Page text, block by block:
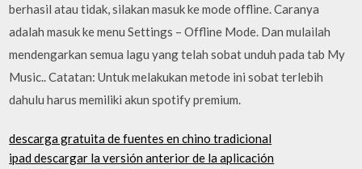
berhasil atau tidak, silakan masuk ke mode offline. Caranya
adalah masuk ke menu Settings – Offline Mode. Dan mulailah
mendengarkan semua lagu yang telah sobat unduh pada tab My
Music.. Catatan: Untuk melakukan metode ini sobat terlebih
dahulu harus memiliki akun spotify premium.
descarga gratuita de fuentes en chino tradicional
ipad descargar la versión anterior de la aplicación